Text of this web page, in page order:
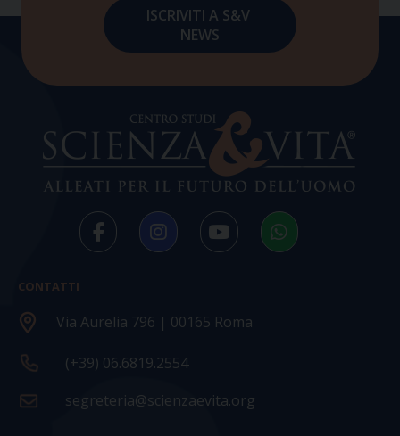
CONTATTI
Via Aurelia 796 | 00165 Roma
(+39) 06.6819.2554
segreteria@scienzaevita.org